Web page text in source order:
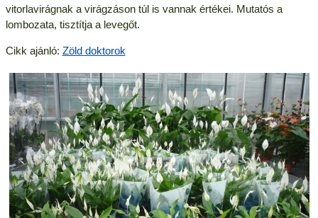
vitorlavirágnak a virágzáson túl is vannak értékei. Mutatós a
lombozata, tisztítja a levegőt.
Cikk ajánló: Zöld doktorok